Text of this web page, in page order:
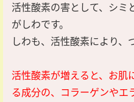
活性酸素の害として、シミ
がしわです。
しわも、活性酸素により、
活性酸素が増えると、お肌
る成分の、コラーゲンやエ